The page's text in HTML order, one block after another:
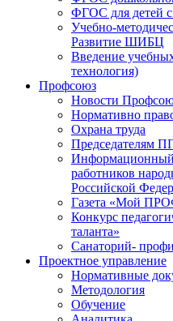
ФГОС для детей
Учебно-
Развитие ШИБЦ
Введение
технология)
Профсоюз
Новости
Нормативно
Охрана труда
Председателям
работников
Российской
Газета «Мой
Конкурс
таланта»
Санаторий-
Проектное управление
Нормативные
Методология
Обучение